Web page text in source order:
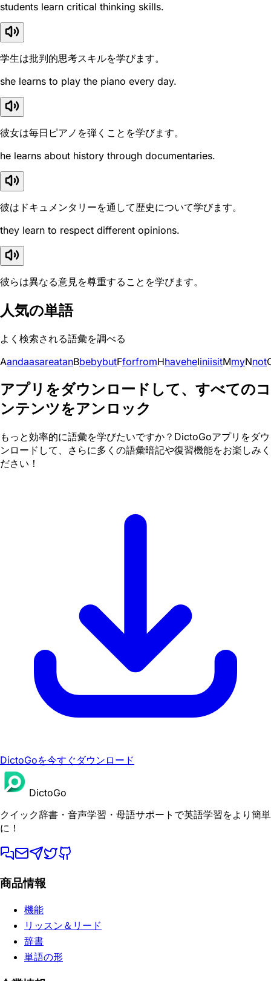
students learn critical thinking skills.
学生は批判的思考スキルを学びます。
she learns to play the piano every day.
彼女は毎日ピアノを弾くことを学びます。
he learns about history through documentaries.
彼はドキュメンタリーを通して歴史について学びます。
they learn to respect different opinions.
彼らは異なる意見を尊重することを学びます。
人気の単語
よく検索される語彙を調べる
AandaasareatanBbebybutFforfromHhaveheIiniisitMmyNnot
アプリをダウンロードして、すべてのコ
ンテンツをアンロック
もっと効率的に語彙を学びたいですか？DictoGoアプリをダウ
ンロードして、さらに多くの語彙暗記や復習機能をお楽しみく
ださい！
DictoGoを今すぐダウンロード
DictoGo
クイック辞書・音声学習・母語サポートで英語学習をより簡単
に！
商品情報
機能
リッスン＆リード
辞書
単語の形